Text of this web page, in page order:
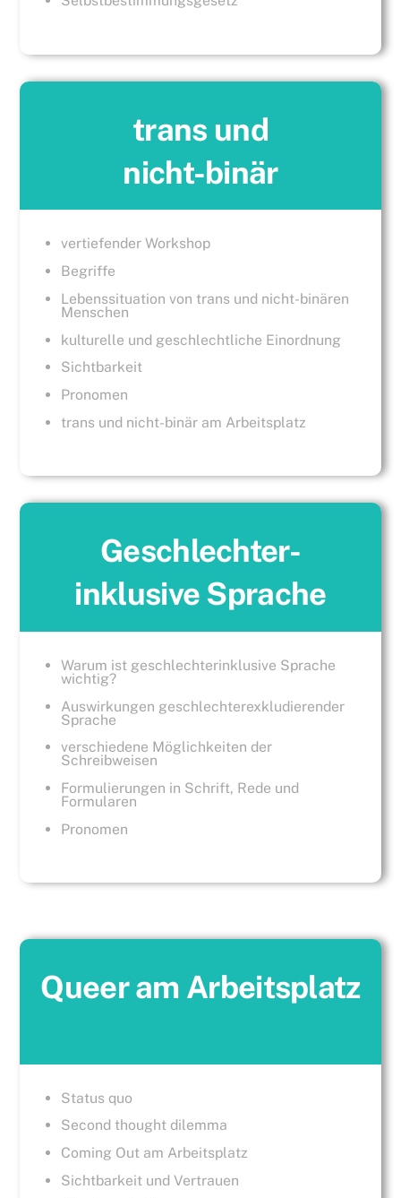
trans und
nicht-binär
vertiefender Workshop
Begriffe
Lebenssituation von trans und nicht-binären
Menschen
kulturelle und geschlechtliche Einordnung
Sichtbarkeit
Pronomen
trans und nicht-binär am Arbeitsplatz
Geschlechter-
inklusive Sprache
Warum ist geschlechterinklusive Sprache
wichtig?
Auswirkungen geschlechterexkludierender
Sprache
verschiedene Möglichkeiten der
Schreibweisen
Formulierungen in Schrift, Rede und
Formularen
Pronomen
Queer am Arbeitsplatz
Status quo
Second thought dilemma
Coming Out am Arbeitsplatz
Sichtbarkeit und Vertrauen